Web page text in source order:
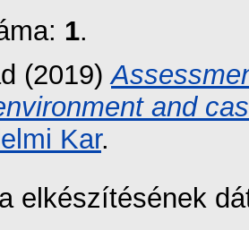
1.
(2019)
and
Kar.
elkészítésének